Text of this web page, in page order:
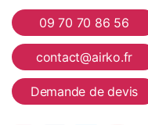
Airko09 70 70 86 56
contact@airko.fr
Demande de devis